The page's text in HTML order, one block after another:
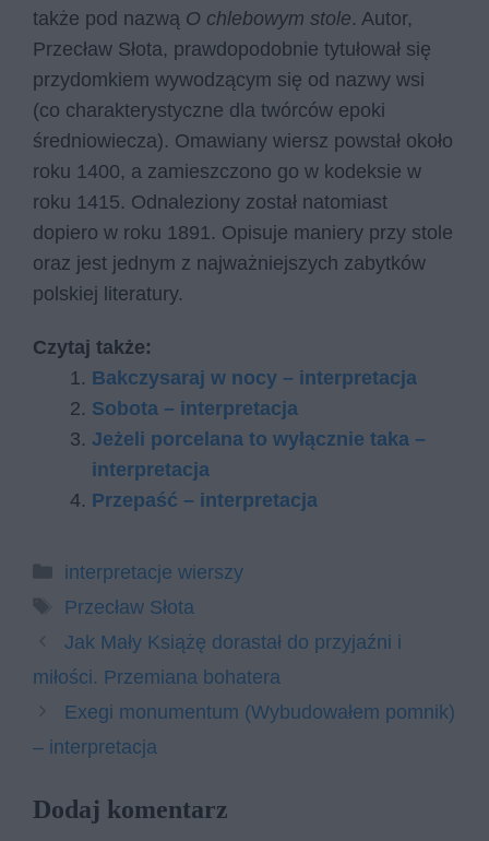
także pod nazwą O chlebowym stole. Autor,
Przecław Słota, prawdopodobnie tytułował się
przydomkiem wywodzącym się od nazwy wsi
(co charakterystyczne dla twórców epoki
średniowiecza). Omawiany wiersz powstał około
roku 1400, a zamieszczono go w kodeksie w
roku 1415. Odnaleziony został natomiast
dopiero w roku 1891. Opisuje maniery przy stole
oraz jest jednym z najważniejszych zabytków
polskiej literatury.
Czytaj także:
Bakczysaraj w nocy – interpretacja
Sobota – interpretacja
Jeżeli porcelana to wyłącznie taka –
interpretacja
Przepaść – interpretacja
Kategorie
interpretacje wierszy
Tagi
Przecław Słota
Jak Mały Książę dorastał do przyjaźni i
miłości. Przemiana bohatera
Exe­gi mo­nu­men­tum (Wybudowałem pomnik)
– interpretacja
Dodaj komentarz